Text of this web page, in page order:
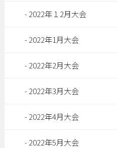
2022年１2月大会
2022年1月大会
2022年2月大会
2022年3月大会
2022年4月大会
2022年5月大会